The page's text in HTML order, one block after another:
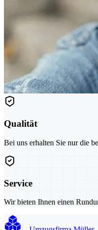
Qualität
Bei uns erhalten Sie nur die
Service
Wir bieten Ihnen einen